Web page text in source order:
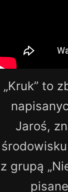
„Kruk” to
Jaroś,
z grupą